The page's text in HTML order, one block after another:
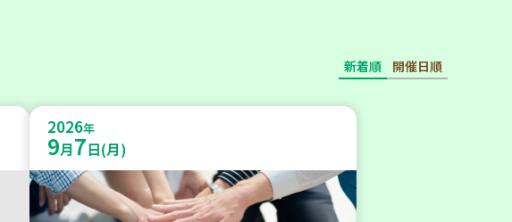
新着順 開催日順
2026年
9月7日(月)